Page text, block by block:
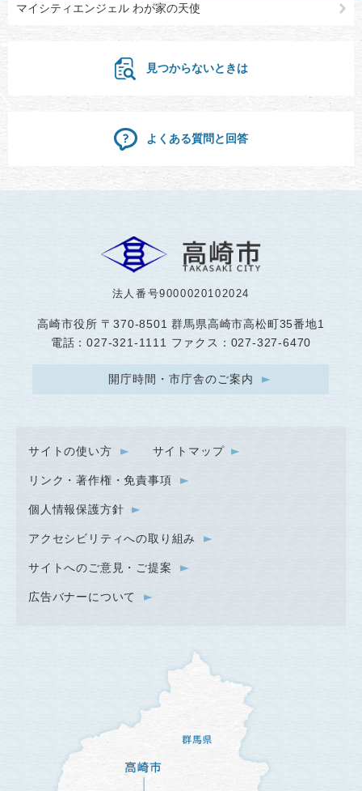
マイシティエンジェル わが家の天使
見つからないときは
よくある質問と回答
法人番号9000020102024
高崎市役所 〒370-8501 群馬県高崎市高松町35番地1
電話：027-321-1111 ファクス：027-327-6470
開庁時間・市庁舎のご案内
サイトの使い方 サイトマップ
リンク・著作権・免責事項
個人情報保護方針
アクセシビリティへの取り組み
サイトへのご意見・ご提案
広告バナーについて